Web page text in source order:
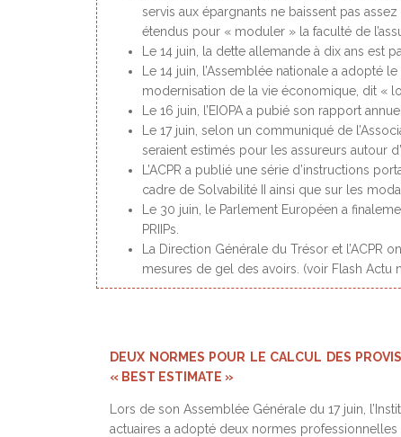
servis aux épargnants ne baissent pas
étendus pour « moduler » la faculté de
Le 14 juin, la dette allemande à dix ans est
Le 14 juin, l’Assemblée nationale a adopté le
modernisation de la vie économique, dit «
Le 16 juin, l’EIOPA a pubié son rapport
Le 17 juin, selon un communiqué de
seraient estimés pour les assureurs autour
L’ACPR a publié une série d’instructions
cadre de Solvabilité II ainsi que sur les
Le 30 juin, le Parlement Européen a
PRIIPs
La Direction Générale du Trésor et l’ACPR
mesures de gel des avoirs. (voir Flash Actu
DEUX NORMES POUR LE CALCUL DES
« BEST ESTIMATE »
Lors de son Assemblée Générale du 17 juin,
actuaires a adopté deux normes professionnelles